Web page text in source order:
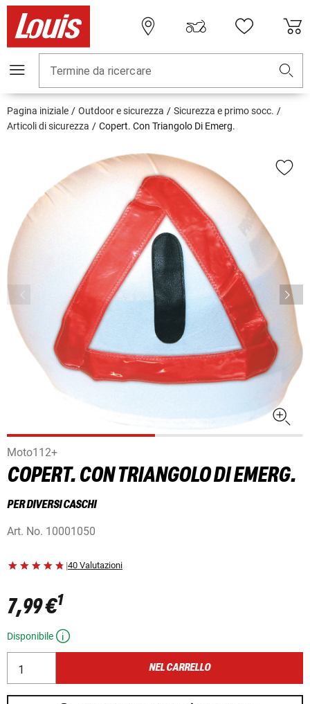
Termine da ricercare
Pagina iniziale Outdoor e sicurezza
Sicurezza e primo socc.
Articoli di sicurezza
Copert. Con Triangolo Di Emerg.
Moto112+
COPERT. CON TRIANGOLO DI EMERG.
PER DIVERSI CASCHI
Art. No. 10001050
|40 Valutazioni
7,99 €1
Disponibile
NEL CARRELLO